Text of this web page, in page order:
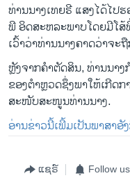
ທ່ານ​ນາງເທຍ​ຣີ ແສງໄດ້ໄປ
ພີ ອິດ​ສະ​ຫລະ​ພາບໂດຍມີໂສ້
ເວົ້າວ່າທ່ານນາງຄາດວ່າຈະ
ຫຼັງ​ຈາກ​ຄໍາ​ຕັດ​ສິນ​, ທ່ານນາ
ຂອງ​ຕຳ​ຫຼວດຊຶ່ງ​ພາ​ໃຫ້​ເກີດ​
ສະໜັບສະໜູນ​ທ່ານ​ນາງ.
ອ່ານ​ຂ່າວນີ້​ເພີ້ມ​ເປັນ​ພາ​ສາ​ອັ
ແຊຣ໌ Follow us